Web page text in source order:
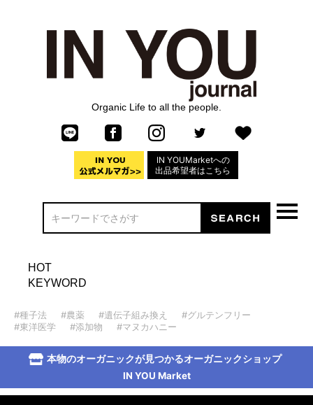
Organic Life to all the people.
IN YOUMarketへの
出品希望者はこちら
HOT
KEYWORD
#種子法 #農薬 #遺伝子組み換え
#グルテンフリー
#東洋医学
#添加物 #マヌカハニー
本物のオーガニックが見つかるオーガニックショップ
IN YOU Market